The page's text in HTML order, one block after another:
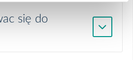
się do